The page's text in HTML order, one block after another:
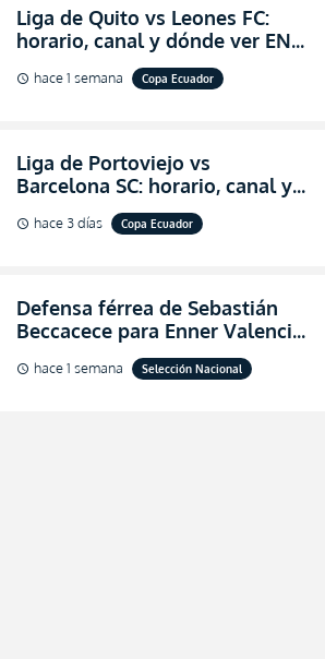
Liga de Quito vs Leones FC:
horario, canal y dónde ver EN
VIVO los octavos de final de la
Copa Ecuador 2026
schedule hace 1 semana Copa Ecuador
Liga de Portoviejo vs
Barcelona SC: horario, canal y
dónde ver EN VIVO los octavos
de final de la Copa Ecuador
schedule hace 3 días Copa Ecuador
Defensa férrea de Sebastián
Beccacece para Enner Valencia
al indicar que era el hombre
indicado para Ecuador
schedule hace 1 semana Selección Nacional